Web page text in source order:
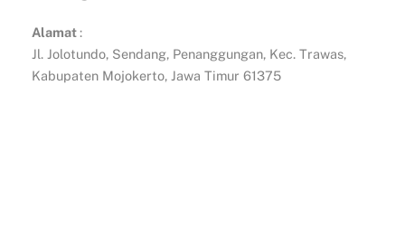
Alamat:
Jl. Jolotundo, Sendang, Penanggungan, Kec. Trawas,
Kabupaten Mojokerto, Jawa Timur 61375